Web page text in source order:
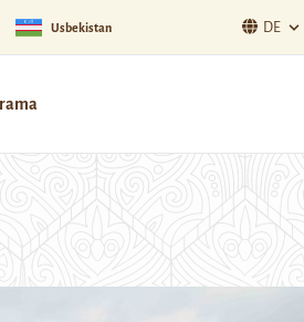
Usbekistan DE